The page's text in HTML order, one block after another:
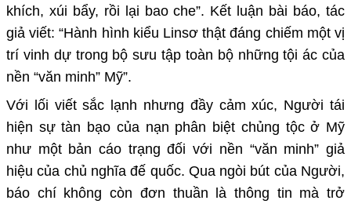
khích, xúi bẩy, rồi lại bao che”. Kết luận bài báo, tác
giả viết: “Hành hình kiểu Linsơ thật đáng chiếm một vị
trí vinh dự trong bộ sưu tập toàn bộ những tội ác của
nền “văn minh” Mỹ”.
Với lối viết sắc lạnh nhưng đầy cảm xúc, Người tái
hiện sự tàn bạo của nạn phân biệt chủng tộc ở Mỹ
như một bản cáo trạng đối với nền “văn minh” giả
hiệu của chủ nghĩa đế quốc. Qua ngòi bút của Người,
báo chí không còn đơn thuần là thông tin mà trở